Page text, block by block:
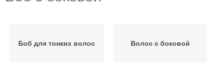
Боб для тонких волос Волос с боковой